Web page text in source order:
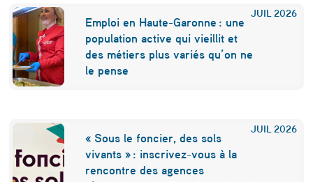
e
n
°
1
n
JUIL 2026
Emploi en Haute-Garonne : une
population active qui vieillit et
des métiers plus variés qu’on ne
le pense
JUIL 2026
« Sous le foncier, des sols
vivants » : inscrivez-vous à la
rencontre des agences